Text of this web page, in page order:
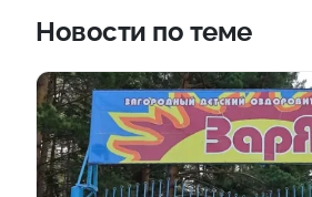
Новости по теме